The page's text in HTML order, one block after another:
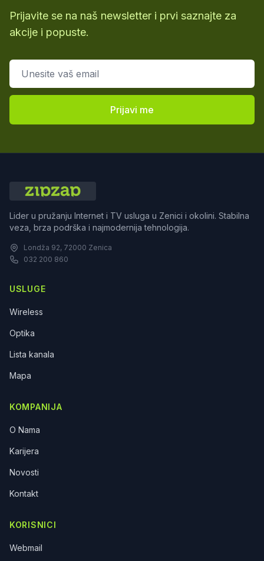
Prijavite se na naš newsletter i prvi saznajte za
akcije i popuste.
Email adresa
Prijavi me
Lider u pružanju Internet i TV usluga u Zenici i okolini. Stabilna
veza, brza podrška i najmodernija tehnologija.
Londža 92, 72000 Zenica
032 200 860
USLUGE
Wireless
Optika
Lista kanala
Mapa
KOMPANIJA
O Nama
Karijera
Novosti
Kontakt
KORISNICI
Webmail